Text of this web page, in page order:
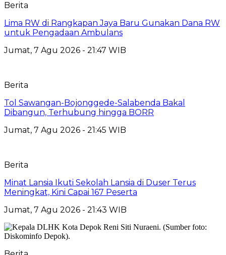
Berita
Lima RW di Rangkapan Jaya Baru Gunakan Dana RW
untuk Pengadaan Ambulans
Jumat, 7 Agu 2026 - 21:47 WIB
Berita
Tol Sawangan-Bojonggede-Salabenda Bakal
Dibangun, Terhubung hingga BORR
Jumat, 7 Agu 2026 - 21:45 WIB
Berita
Minat Lansia Ikuti Sekolah Lansia di Duser Terus
Meningkat, Kini Capai 167 Peserta
Jumat, 7 Agu 2026 - 21:43 WIB